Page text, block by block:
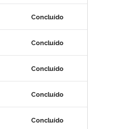
Concluído
Concluído
Concluído
Concluído
Concluído